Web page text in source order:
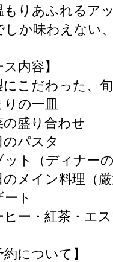
もりあふれるア
しか味わえない
ス内容】
にこだわった、
りの一皿
の盛り合わせ
のパスタ
ット（ディナーの
のメイン料理（
ート
ヒー・紅茶・エ
約について】